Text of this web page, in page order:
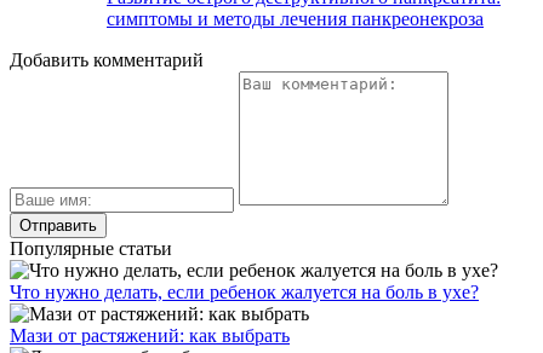
симптомы и методы лечения панкреонекроза
Добавить комментарий
Популярные статьи
Что нужно делать, если ребенок жалуется на боль в ухе?
Мази от растяжений: как выбрать